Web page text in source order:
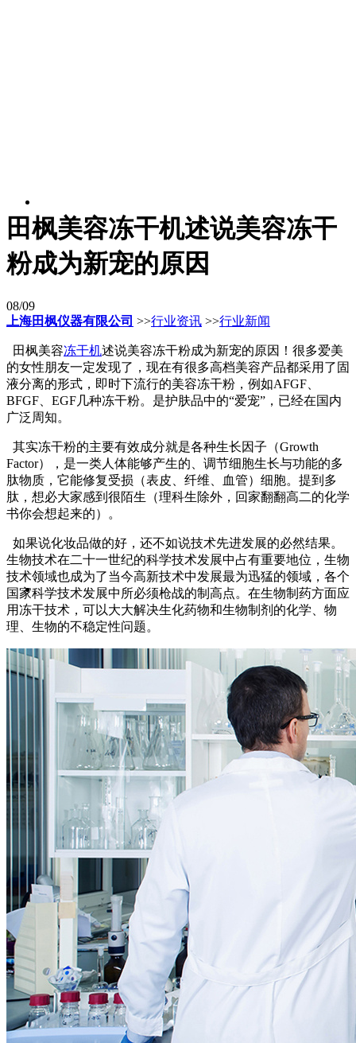
田枫美容冻干机述说美容冻干
粉成为新宠的原因
08/09
上海田枫仪器有限公司 >>行业资讯 >>行业新闻
田枫美容冻干机述说美容冻干粉成为新宠的原因！很多爱美
的女性朋友一定发现了，现在有很多高档美容产品都采用了固
液分离的形式，即时下流行的美容冻干粉，例如AFGF、
BFGF、EGF几种冻干粉。是护肤品中的“爱宠”，已经在国内
广泛周知。
其实冻干粉的主要有效成分就是各种生长因子（Growth
Factor），是一类人体能够产生的、调节细胞生长与功能的多
肽物质，它能修复受损（表皮、纤维、血管）细胞。提到多
肽，想必大家感到很陌生（理科生除外，回家翻翻高二的化学
书你会想起来的）。
如果说化妆品做的好，还不如说技术先进发展的必然结果。
生物技术在二十一世纪的科学技术发展中占有重要地位，生物
技术领域也成为了当今高新技术中发展最为迅猛的领域，各个
国家科学技术发展中所必须枪战的制高点。在生物制药方面应
用冻干技术，可以大大解决生化药物和生物制剂的化学、物
理、生物的不稳定性问题。